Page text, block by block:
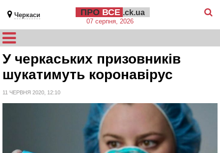
Черкаси ПРО ВСЕ .ck.ua
07 серпня, 2026
У черкаських призовників
шукатимуть коронавірус
11 ЧЕРВНЯ 2020, 12:10